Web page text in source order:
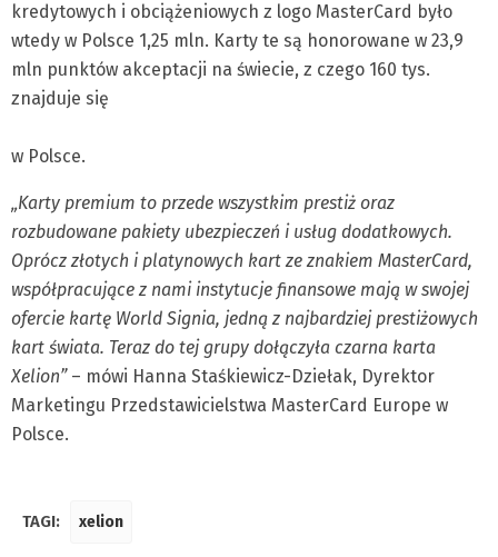
kredytowych i obciążeniowych z logo MasterCard było
wtedy w Polsce 1,25 mln. Karty te są honorowane w 23,9
mln punktów akceptacji na świecie, z czego 160 tys.
znajduje się
w Polsce.
„Karty premium to przede wszystkim prestiż oraz
rozbudowane pakiety ubezpieczeń i usług dodatkowych.
Oprócz złotych i platynowych kart ze znakiem MasterCard,
współpracujące z nami instytucje finansowe mają w swojej
ofercie kartę World Signia, jedną z najbardziej prestiżowych
kart świata. Teraz do tej grupy dołączyła czarna karta
Xelion” – mówi Hanna Staśkiewicz-Dziełak, Dyrektor
Marketingu Przedstawicielstwa MasterCard Europe w
Polsce.
TAGI: xelion